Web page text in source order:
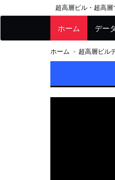
超高層ビル・超高層
ホーム デー
ホーム 超高層ビル